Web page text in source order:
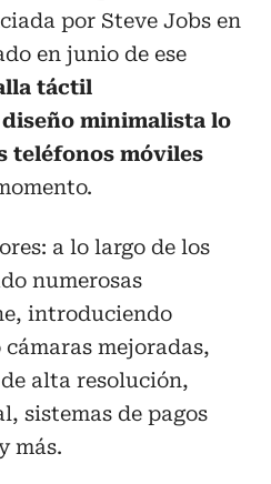
por Steve Jobs en
en junio de ese
táctil
minimalista lo
teléfonos móviles
a lo largo de los
numerosas
introduciendo
mejoradas,
alta resolución,
sistemas de pagos
más.